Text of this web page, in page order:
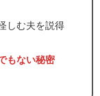
しむ夫を説得
もない秘密